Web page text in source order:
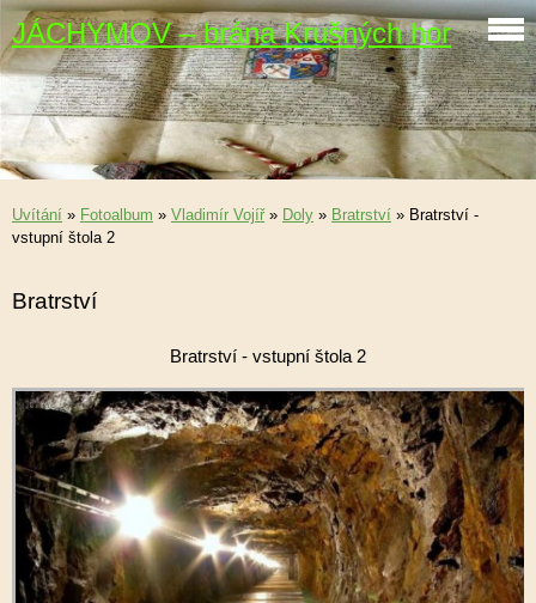
JÁCHYMOV – brána Krušných hor
Uvítání » Fotoalbum » Vladimír Vojíř» Doly » Bratrství » Bratrství -
vstupní štola 2
Bratrství
Bratrství - vstupní štola 2